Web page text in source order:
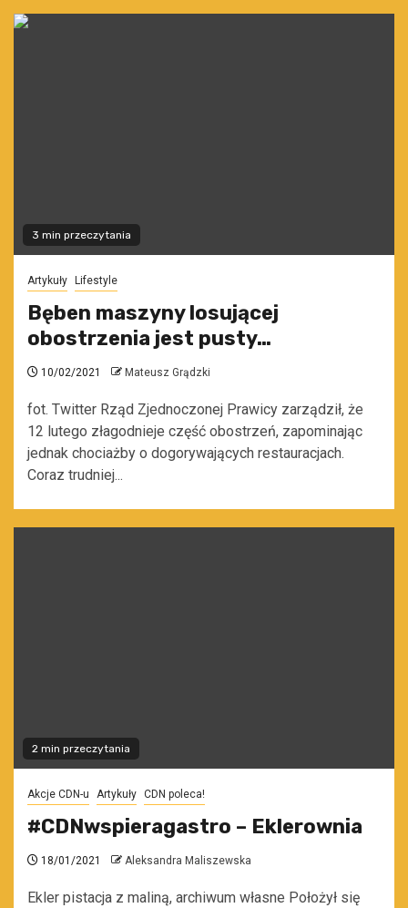
3 min przeczytania
Artykuły Lifestyle
Bęben maszyny losującej
obostrzenia jest pusty…
10/02/2021 Mateusz Grądzki
fot. Twitter Rząd Zjednoczonej Prawicy zarządził, że
12 lutego złagodnieje część obostrzeń, zapominając
jednak chociażby o dogorywających restauracjach.
Coraz trudniej...
2 min przeczytania
Akcje CDN-u Artykuły CDN poleca!
#CDNwspieragastro – Eklerownia
18/01/2021 Aleksandra Maliszewska
Ekler pistacja z maliną, archiwum własne Położył się